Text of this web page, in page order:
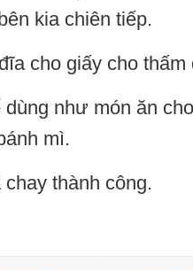
kia chiên tiếp.
cho giấy cho thấm
dùng như món ăn
mì.
thành công.